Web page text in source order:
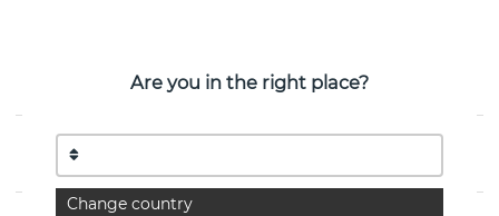
Beam & Stars Triple ist eine sterlingsilberne Halskette
von der schwedischen Marke Efva Attling 42-45 cm
EIGENSCHAFTEN
Are you in the right place?
Change country